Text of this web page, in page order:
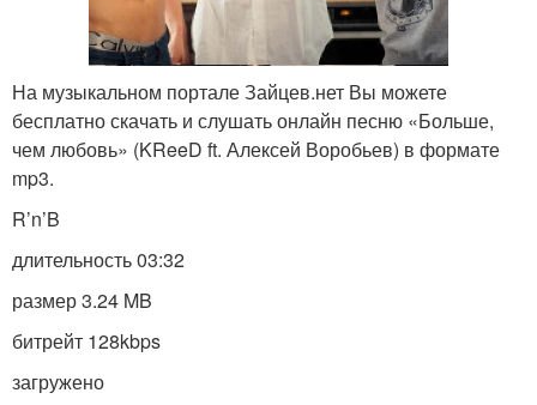
На музыкальном портале Зайцев.нет Вы можете
бесплатно скачать и слушать онлайн песню «Больше,
чем любовь» (KReeD ft. Алексей Воробьев) в формате
mp3.
R’n’B
длительность 03:32
размер 3.24 MB
битрейт 128kbps
загружено